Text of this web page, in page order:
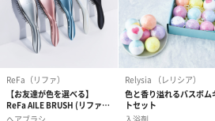
（ブルー）（748円）
（イエロー
ハンドタオル・ハンカチ